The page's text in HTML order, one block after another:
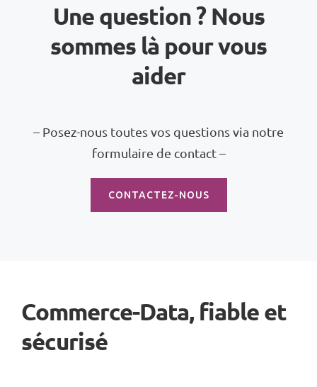
Une question ? Nous
sommes là pour vous
aider
– Posez-nous toutes vos questions via notre
formulaire de contact –
CONTACTEZ-NOUS
Commerce-Data, fiable et
sécurisé